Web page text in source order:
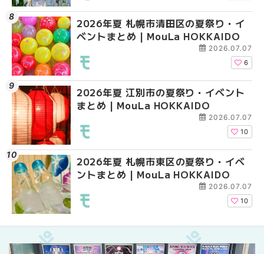
2026年夏 札幌市清田区の夏祭り・イ
ベントまとめ | MouLa HOKKAIDO
2026.07.07
6
2026年夏 江別市の夏祭り・イベント
まとめ | MouLa HOKKAIDO
2026.07.07
10
2026年夏 札幌市東区の夏祭り・イベ
ントまとめ | MouLa HOKKAIDO
2026.07.07
10
2026年夏 札幌市手稲
ベントまとめ |
2026年夏 札幌市南区
ントまとめ | MouLa
札幌の麻辣湯（マーラ
め専門店9選！本場の
新店まで徹底比較 |
2026年夏 札幌市東区
ントまとめ | MouLa
2026年夏 札幌市南区
ントまとめ | MouLa
2026年夏 恵庭市・千
イベントまとめ |